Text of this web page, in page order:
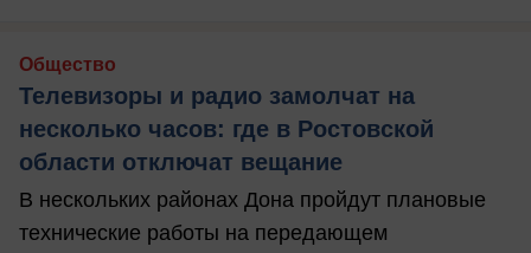
Общество
Телевизоры и радио замолчат на
несколько часов: где в Ростовской
области отключат вещание
В нескольких районах Дона пройдут плановые
технические работы на передающем